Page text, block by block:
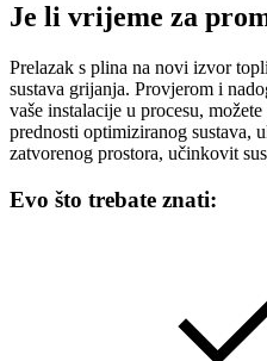
Je li vrijeme za
Prelazak s plina na novi izvor
sustava grijanja. Provjerom i
vaše instalacije u procesu,
prednosti optimiziranog sustava,
zatvorenog prostora, učinkovit
Evo što trebate znati: